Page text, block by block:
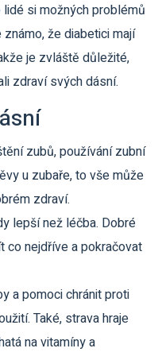
si možných problémů
že diabetici mají
je zvláště důležité,
zdraví svých dásní.
zubů, používání zubní
u zubaře, to vše může
zdraví.
lepší než léčba. Dobré
co nejdříve a pokračovat
a pomoci chránit proti
Také, strava hraje
na vitamíny a